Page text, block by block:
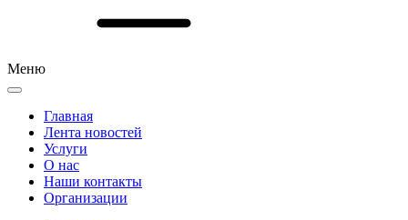
Меню
Главная
Лента новостей
Услуги
О нас
Наши контакты
Организации